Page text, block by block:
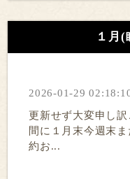
１月(
2026-01-29
更新せず大変申し
間に１月末今週末
約お...